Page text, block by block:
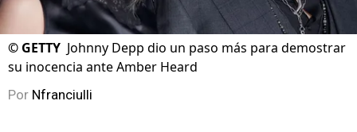
© GETTY Johnny Depp dio un paso más para demostrar
su inocencia ante Amber Heard
Por Nfranciulli